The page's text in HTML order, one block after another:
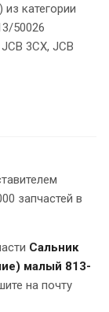
из категории
50026
3CX, JCB
запчастей в
Сальник
малый 813-
на почту